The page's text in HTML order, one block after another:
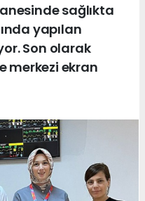
sağlıkta
yapılan
Son olarak
merkezi ekran